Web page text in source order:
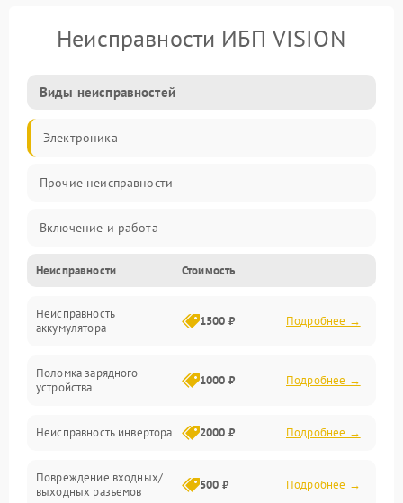
Неисправности ИБП VISION
Виды неисправностей
Электроника
Прочие неисправности
Включение и работа
Работа с нагрузкой
Звук и индикация
Механические повреждения
Неисправности Стоимость
Неисправность
аккумулятора
1500 ₽ Подробнее →
Поломка зарядного
устройства
1000 ₽ Подробнее →
Неисправность инвертора 2000 ₽ Подробнее →
Повреждение входных/
выходных разъемов
500 ₽ Подробнее →